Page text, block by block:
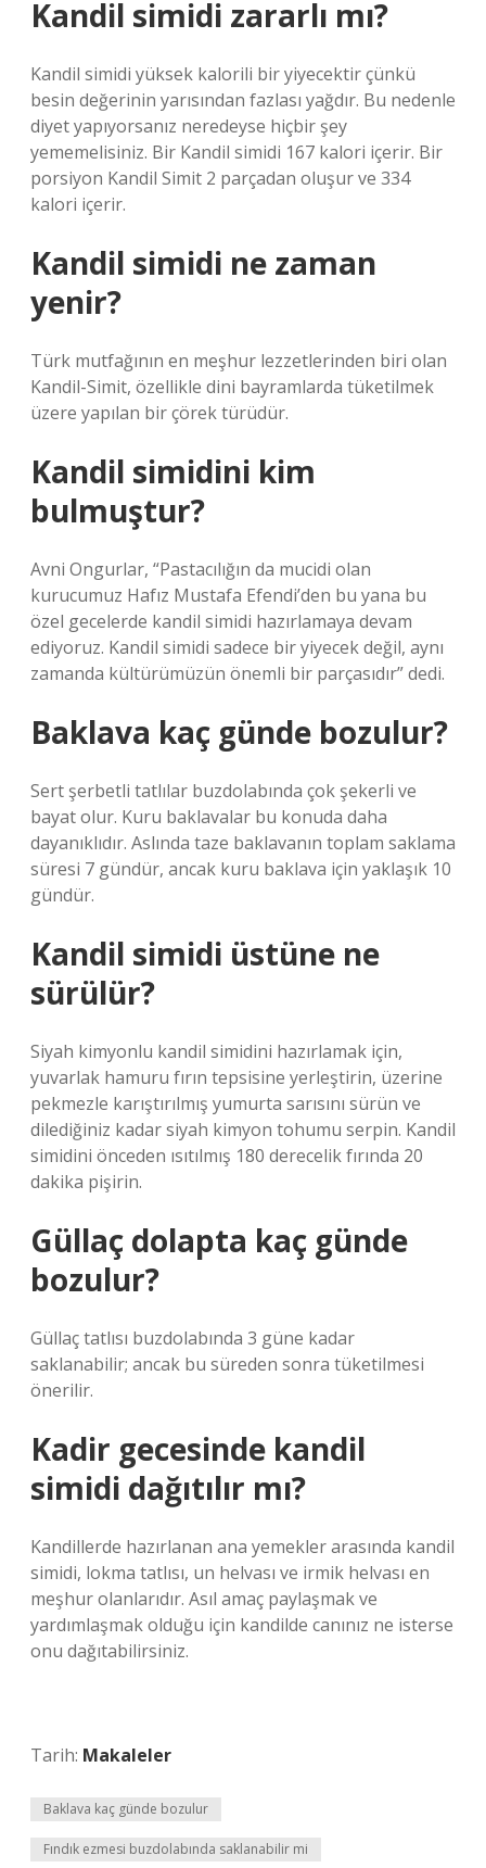
Kandil simidi zararlı mı?
Kandil simidi yüksek kalorili bir yiyecektir çünkü
besin değerinin yarısından fazlası yağdır. Bu nedenle
diyet yapıyorsanız neredeyse hiçbir şey
yememelisiniz. Bir Kandil simidi 167 kalori içerir. Bir
porsiyon Kandil Simit 2 parçadan oluşur ve 334
kalori içerir.
Kandil simidi ne zaman
yenir?
Türk mutfağının en meşhur lezzetlerinden biri olan
Kandil-Simit, özellikle dini bayramlarda tüketilmek
üzere yapılan bir çörek türüdür.
Kandil simidini kim
bulmuştur?
Avni Ongurlar, “Pastacılığın da mucidi olan
kurucumuz Hafız Mustafa Efendi’den bu yana bu
özel gecelerde kandil simidi hazırlamaya devam
ediyoruz. Kandil simidi sadece bir yiyecek değil, aynı
zamanda kültürümüzün önemli bir parçasıdır” dedi.
Baklava kaç günde bozulur?
Sert şerbetli tatlılar buzdolabında çok şekerli ve
bayat olur. Kuru baklavalar bu konuda daha
dayanıklıdır. Aslında taze baklavanın toplam saklama
süresi 7 gündür, ancak kuru baklava için yaklaşık 10
gündür.
Kandil simidi üstüne ne
sürülür?
Siyah kimyonlu kandil simidini hazırlamak için,
yuvarlak hamuru fırın tepsisine yerleştirin, üzerine
pekmezle karıştırılmış yumurta sarısını sürün ve
dilediğiniz kadar siyah kimyon tohumu serpin. Kandil
simidini önceden ısıtılmış 180 derecelik fırında 20
dakika pişirin.
Güllaç dolapta kaç günde
bozulur?
Güllaç tatlısı buzdolabında 3 güne kadar
saklanabilir; ancak bu süreden sonra tüketilmesi
önerilir.
Kadir gecesinde kandil
simidi dağıtılır mı?
Kandillerde hazırlanan ana yemekler arasında kandil
simidi, lokma tatlısı, un helvası ve irmik helvası en
meşhur olanlarıdır. Asıl amaç paylaşmak ve
yardımlaşmak olduğu için kandilde canınız ne isterse
onu dağıtabilirsiniz.
Tarih: Makaleler
Baklava kaç günde bozulur
Fındık ezmesi buzdolabında saklanabilir mi